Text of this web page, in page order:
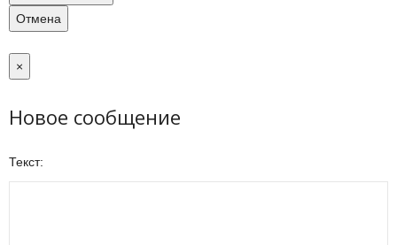
Отмена
×
Новое сообщение
Текст: